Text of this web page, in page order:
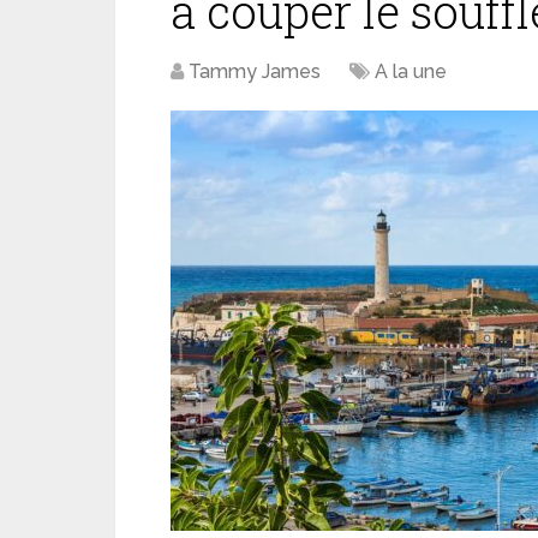
Tammy James A la une